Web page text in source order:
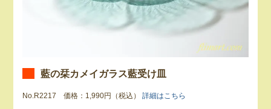
藍の栞カメイガラス藍受け皿
No.R2217 価格：1,990円（税込）詳細はこちら